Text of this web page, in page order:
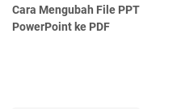
Cara Mengubah File PPT
PowerPoint ke PDF